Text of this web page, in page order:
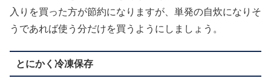
入りを買った方が節約になりますが、単発の自炊になりそ
うであれば使う分だけを買うようにしましょう。
とにかく冷凍保存